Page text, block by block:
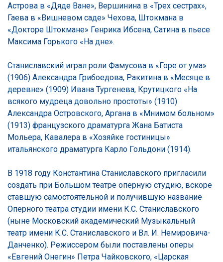
Астрова в «Дяде Ване», Вершинина в «Трех сестрах»,
Гаева в «Вишневом саде» Чехова, Штокмана в
«Докторе Штокмане» Генрика Ибсена, Сатина в пьесе
Максима Горького «На дне».
Станиславский играл роли Фамусова в «Горе от ума»
(1906) Александра Грибоедова, Ракитина в «Месяце в
деревне» (1909) Ивана Тургенева, Крутицкого «На
всякого мудреца довольно простоты» (1910)
Александра Островского, Аргана в «Мнимом больном»
(1913) французского драматурга Жана Батиста
Мольера, Кавалера в «Хозяйке гостиницы»
итальянского драматурга Карло Гольдони (1914).
В 1918 году Константина Станиславского пригласили
создать при Большом театре оперную студию, вскоре
ставшую самостоятельной и получившую название
Оперного театра студии имени К.С. Станиславского
(ныне Московский академический Музыкальный
театр имени К.С. Станиславского и Вл. И. Немировича-
Данченко). Режиссером были поставлены оперы
«Евгений Онегин» Петра Чайковского, «Царская